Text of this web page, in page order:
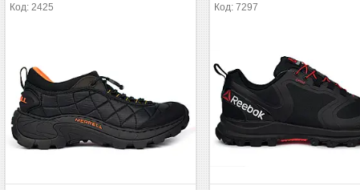
2425 7297